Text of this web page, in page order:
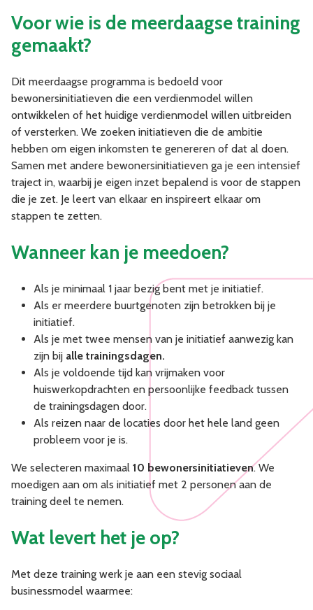
Voor wie is de meerdaagse training
gemaakt?
Dit meerdaagse programma is bedoeld voor
bewonersinitiatieven die een verdienmodel willen
ontwikkelen of het huidige verdienmodel willen uitbreiden
of versterken. We zoeken initiatieven die de ambitie
hebben om eigen inkomsten te genereren of dat al doen.
Samen met andere bewonersinitiatieven ga je een intensief
traject in, waarbij je eigen inzet bepalend is voor de stappen
die je zet. Je leert van elkaar en inspireert elkaar om
stappen te zetten.
Wanneer kan je meedoen?
Als je minimaal 1 jaar bezig bent met je initiatief.
Als er meerdere buurtgenoten zijn betrokken bij je
initiatief.
Als je met twee mensen van je initiatief aanwezig kan
zijn bij alle trainingsdagen.
Als je voldoende tijd kan vrijmaken voor
huiswerkopdrachten en persoonlijke feedback tussen
de trainingsdagen door.
Als reizen naar de locaties door het hele land geen
probleem voor je is.
We selecteren maximaal 10 bewonersinitiatieven. We
moedigen aan om als initiatief met 2 personen aan de
training deel te nemen.
Wat levert het je op?
Met deze training werk je aan een stevig sociaal
businessmodel waarmee: